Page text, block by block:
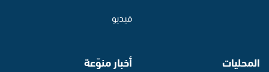
فيديو
المحليات أخبار منوّعة